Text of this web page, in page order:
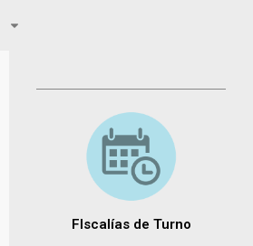
FIscalías de Turno